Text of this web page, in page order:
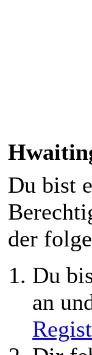
Du bist
der
Du
an